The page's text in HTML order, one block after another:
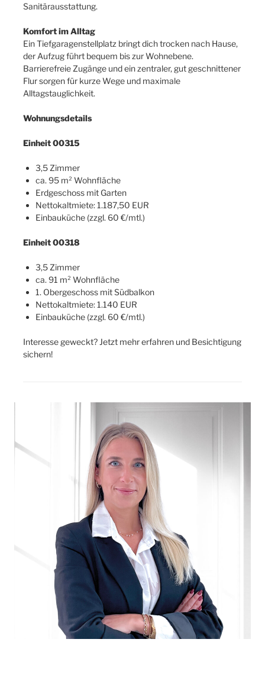
Sanitärausstattung.
Komfort im Alltag
Ein Tiefgaragenstellplatz bringt dich trocken nach Hause,
der Aufzug führt bequem bis zur Wohnebene.
Barrierefreie Zugänge und ein zentraler, gut geschnittener
Flur sorgen für kurze Wege und maximale
Alltagstauglichkeit.
Wohnungsdetails
Einheit 00315
3,5 Zimmer
ca. 95 m² Wohnfläche
Erdgeschoss mit Garten
Nettokaltmiete: 1.187,50 EUR
Einbauküche (zzgl. 60 €/mtl.)
Einheit 00318
3,5 Zimmer
ca. 91 m² Wohnfläche
1. Obergeschoss mit Südbalkon
Nettokaltmiete: 1.140 EUR
Einbauküche (zzgl. 60 €/mtl.)
Interesse geweckt? Jetzt mehr erfahren und Besichtigung
sichern!